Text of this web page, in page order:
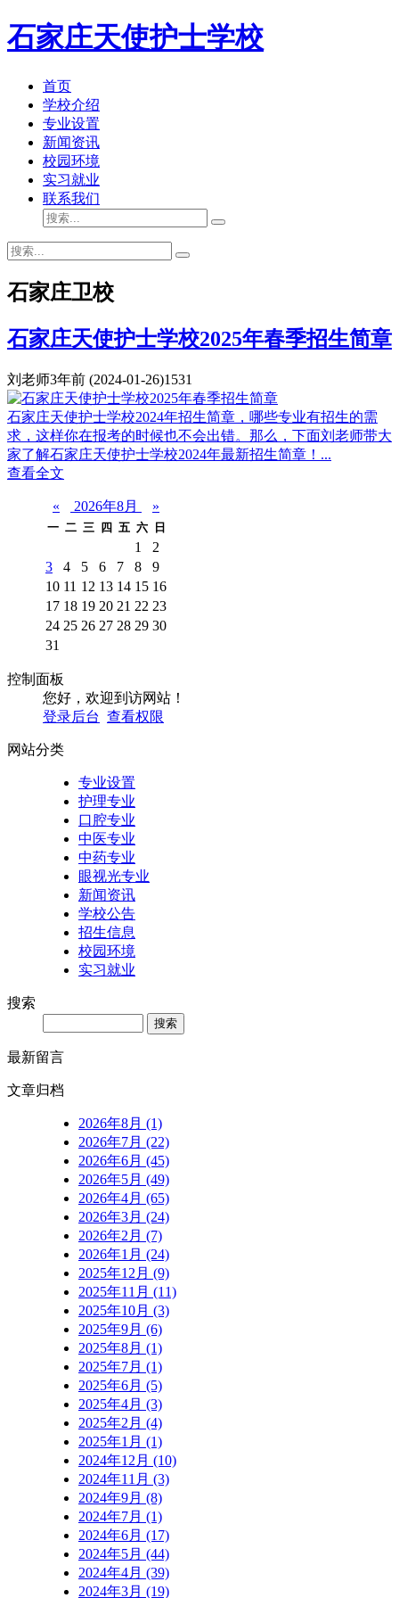
石家庄天使护士学校
首页
学校介绍
专业设置
新闻资讯
校园环境
实习就业
联系我们
石家庄卫校
石家庄天使护士学校2025年春季招生简章
刘老师3年前 (2024-01-26)1531
石家庄天使护士学校2024年招生简章，哪些专业有招生的需
求，这样你在报考的时候也不会出错。那么，下面刘老师带大
家了解石家庄天使护士学校2024年最新招生简章！...
查看全文
« 2026年8月 »
一 二 三 四 五 六 日
1
2
3
4 5 6 7 8
9
10 11 12 13 14 15 16
17 18 19 20 21 22 23
24 25 26 27 28 29 30
31
控制面板
您好，欢迎到访网站！
登录后台 查看权限
网站分类
专业设置
护理专业
口腔专业
中医专业
中药专业
眼视光专业
新闻资讯
学校公告
招生信息
校园环境
实习就业
搜索
最新留言
文章归档
2026年8月 (1)
2026年7月 (22)
2026年6月 (45)
2026年5月 (49)
2026年4月 (65)
2026年3月 (24)
2026年2月 (7)
2026年1月 (24)
2025年12月 (9)
2025年11月 (11)
2025年10月 (3)
2025年9月 (6)
2025年8月 (1)
2025年7月 (1)
2025年6月 (5)
2025年4月 (3)
2025年2月 (4)
2025年1月 (1)
2024年12月 (10)
2024年11月 (3)
2024年9月 (8)
2024年7月 (1)
2024年6月 (17)
2024年5月 (44)
2024年4月 (39)
2024年3月 (19)